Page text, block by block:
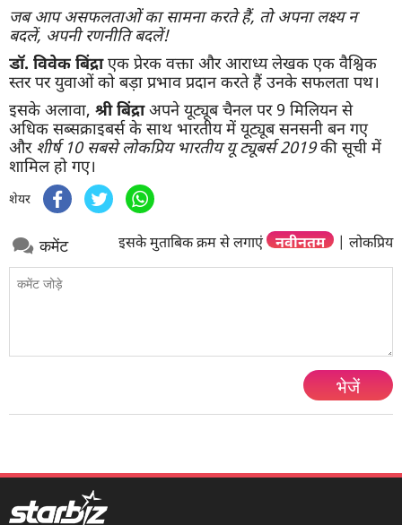
जब आप असफलताओं का सामना करते हैं, तो अपना लक्ष्य न
बदलें, अपनी रणनीति बदलें!
डॉ. विवेक बिंद्राएक प्रेरक वक्ता और आराध्य लेखक एक वैश्विक
स्तर पर युवाओं को बड़ा प्रभाव प्रदान करते हैं उनके सफलता पथ।
इसके अलावा, श्री बिंद्राअपने यूट्यूब चैनल पर 9 मिलियन से
अधिक सब्सक्राइबर्स के साथ भारतीय में यूट्यूब सनसनी बन गए
और शीर्ष 10 सबसे लोकप्रिय भारतीय यू ट्यूबर्स 2019की सूची में
शामिल हो गए।
शेयर
कमेंट इसके मुताबिक क्रम से लगाएं नवीनतम | लोकप्रिय
भेजें